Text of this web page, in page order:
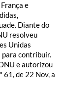
e
Diante do
resolveu
Unidas
para contribuir.
e autorizou
de 22 Nov, a